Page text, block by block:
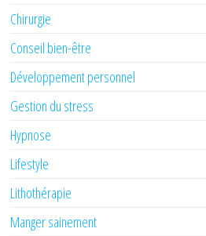
Chirurgie
Conseil bien-être
Développement personnel
Gestion du stress
Hypnose
Lifestyle
Lithothérapie
Manger sainement